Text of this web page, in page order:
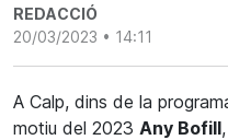
REDACCIÓ
20/03/2023 • 14:11
A Calp, dins de la
motiu del 2023 Any Bofill